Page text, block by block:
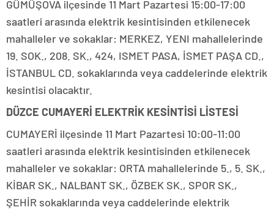
GÜMÜŞOVA ilçesinde 11 Mart Pazartesi 15:00-17:00
saatleri arasında elektrik kesintisinden etkilenecek
mahalleler ve sokaklar: MERKEZ, YENI mahallelerinde
19. SOK., 208. SK., 424, ISMET PASA, İSMET PAŞA CD.,
İSTANBUL CD. sokaklarında veya caddelerinde elektrik
kesintisi olacaktır.
DÜZCE CUMAYERİ ELEKTRİK KESİNTİSİ LİSTESİ
CUMAYERİ ilçesinde 11 Mart Pazartesi 10:00-11:00
saatleri arasında elektrik kesintisinden etkilenecek
mahalleler ve sokaklar: ORTA mahallelerinde 5., 5. SK.,
KİBAR SK., NALBANT SK., ÖZBEK SK., SPOR SK.,
ŞEHİR sokaklarında veya caddelerinde elektrik